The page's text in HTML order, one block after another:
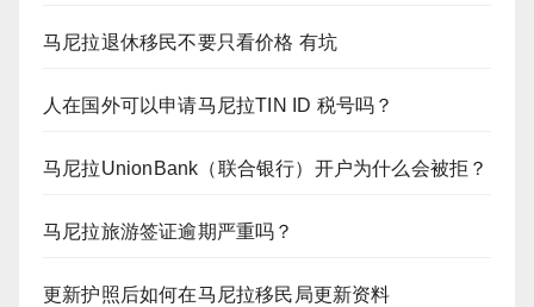
马尼拉退休移民不要只看价格 有坑
人在国外可以申请马尼拉TIN ID 税号吗？
马尼拉UnionBank（联合银行）开户为什么会被拒？
马尼拉旅游签证逾期严重吗？
更新护照后如何在马尼拉移民局更新资料